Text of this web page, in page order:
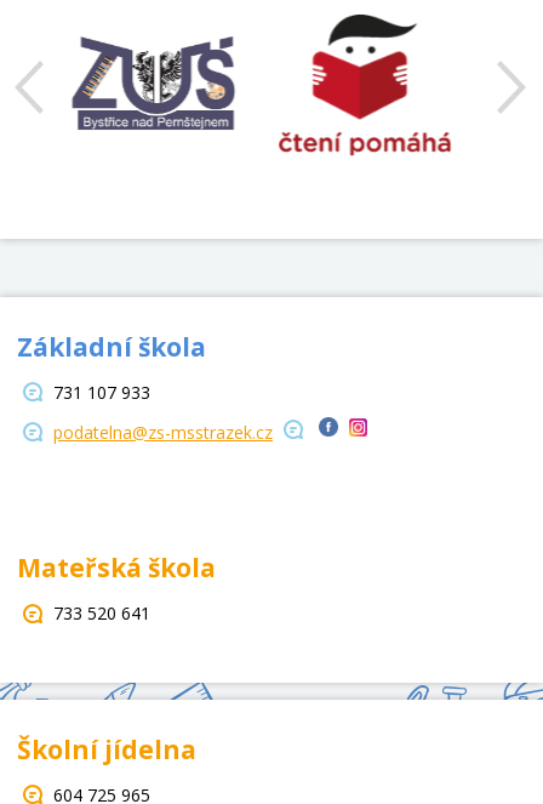
Základní škola
731 107 933
podatelna@zs-msstrazek.cz
Mateřská škola
733 520 641
Školní jídelna
604 725 965